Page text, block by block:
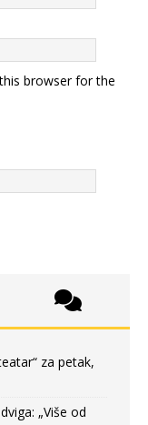
browser for the
za petak,
„Više od